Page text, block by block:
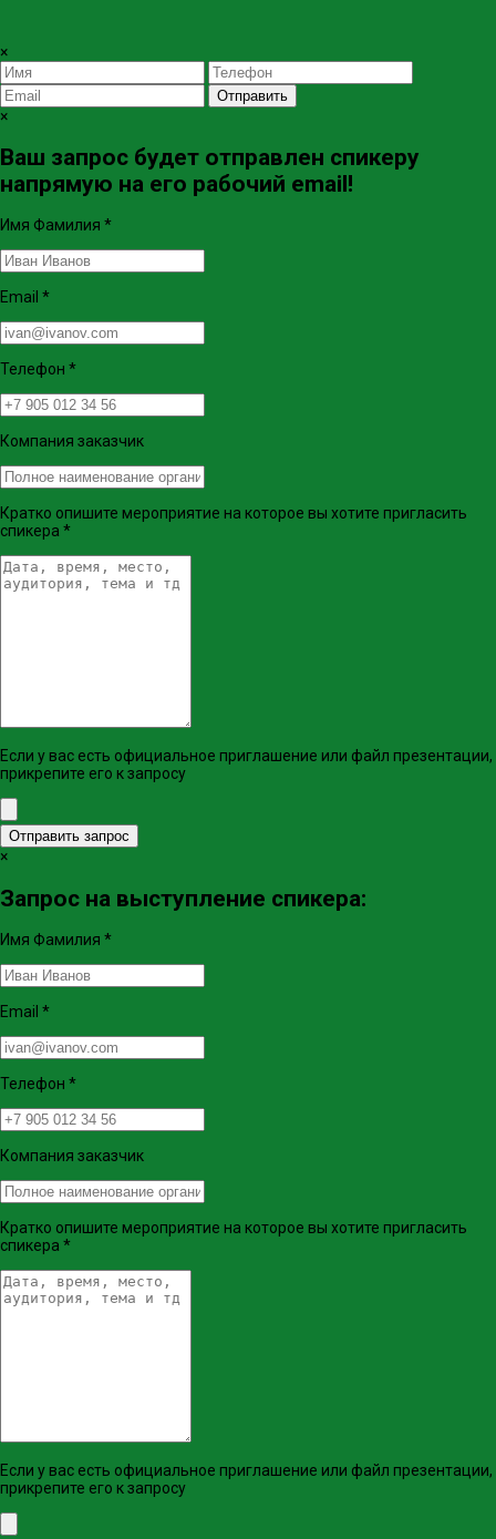
×
Отправить
×
Ваш запрос будет отправлен спикеру
напрямую на его рабочий email!
Имя Фамилия *
Email *
Телефон *
Компания заказчик
Кратко опишите мероприятие на которое вы хотите пригласить
спикера *
Если у вас есть официальное приглашение или файл презентации,
прикрепите его к запросу
Отправить запрос
×
Запрос на выступление спикера:
Имя Фамилия *
Email *
Телефон *
Компания заказчик
Кратко опишите мероприятие на которое вы хотите пригласить
спикера *
Если у вас есть официальное приглашение или файл презентации,
прикрепите его к запросу